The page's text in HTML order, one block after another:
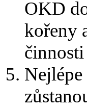
OKD
kořeny
Nejlépe